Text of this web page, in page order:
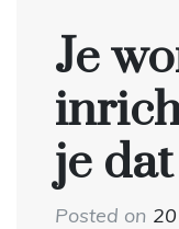
Je
je
Posted on